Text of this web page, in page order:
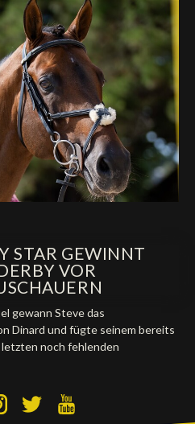
STAR GEWINNT
VOR
gewann Steve das
Dinard und fügte seinem bereits
noch fehlenden